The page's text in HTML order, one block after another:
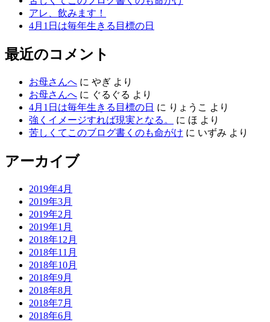
アレ、飲みます！
4月1日は毎年生きる目標の日
最近のコメント
お母さんへ に やぎ より
お母さんへ に ぐるぐる より
4月1日は毎年生きる目標の日 に りょうこ より
強くイメージすれば現実となる。
に ほ より
苦しくてこのブログ書くのも命がけ に いずみ より
アーカイブ
2019年4月
2019年3月
2019年2月
2019年1月
2018年12月
2018年11月
2018年10月
2018年9月
2018年8月
2018年7月
2018年6月